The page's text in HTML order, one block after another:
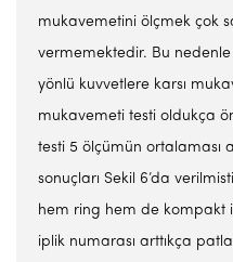
mukavemetini ölçmek çok
vermemektedir. Bu
yönlü kuvvetlere karsı
mukavemeti testi oldukça
testi 5 ölçümün ortalaması
sonuçları Sekil 6’da
hem ring hem de kompakt
iplik numarası arttıkça